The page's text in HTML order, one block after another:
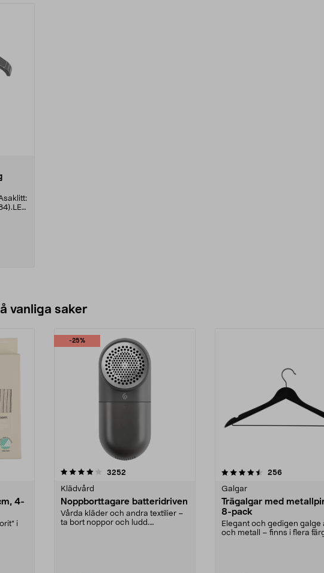
vanliga saker
4-
i
-25%
3252
Klädvård
Noppborttagare batteridriven
Vårda kläder och andra textilier –
ta bort noppor och ludd.
4.5av 5 stjärnor 256recensioner
Galgar
Trägalgar med
8-pack
Elegant och gedigen galge
och metall – finns i flera
4.0av 5 stjärnor